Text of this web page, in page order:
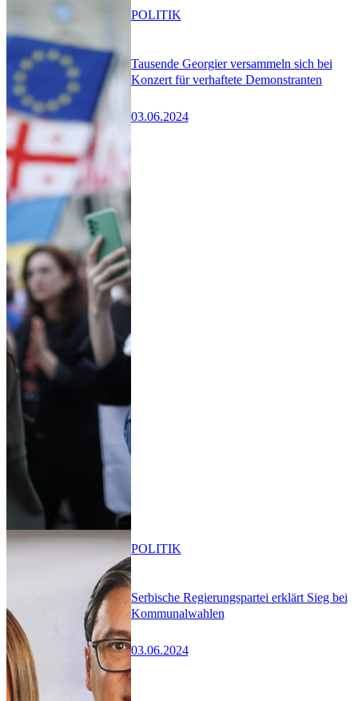
Tausende Georgier versammeln sich bei
Konzert für verhaftete Demonstranten
03.06.2024
POLITIK
Serbische Regierungspartei erklärt Sieg bei
Kommunalwahlen
03.06.2024
POLITIK